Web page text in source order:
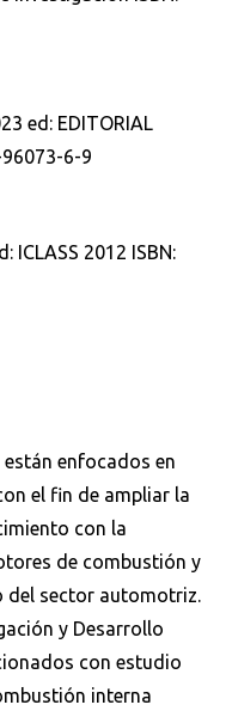
ed: EDITORIAL
96073-6-9
ICLASS 2012 ISBN:
enfocados en
el fin de ampliar la
con la
de combustión y
del sector automotriz.
y Desarrollo
con estudio
interna